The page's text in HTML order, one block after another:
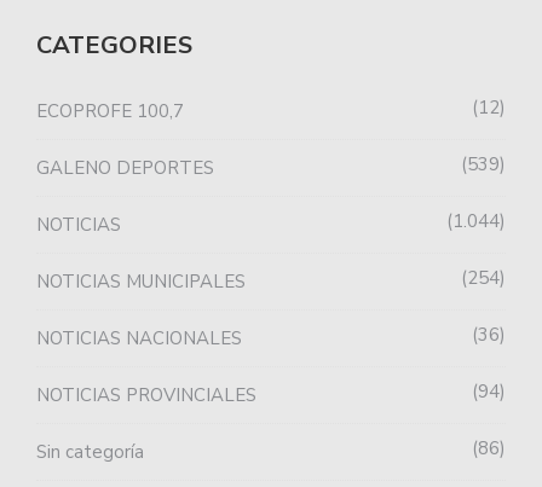
CATEGORIES
ECOPROFE 100,7 12
GALENO DEPORTES 539
NOTICIAS 1.044
NOTICIAS MUNICIPALES 254
NOTICIAS NACIONALES 36
NOTICIAS PROVINCIALES 94
Sin categoría 86